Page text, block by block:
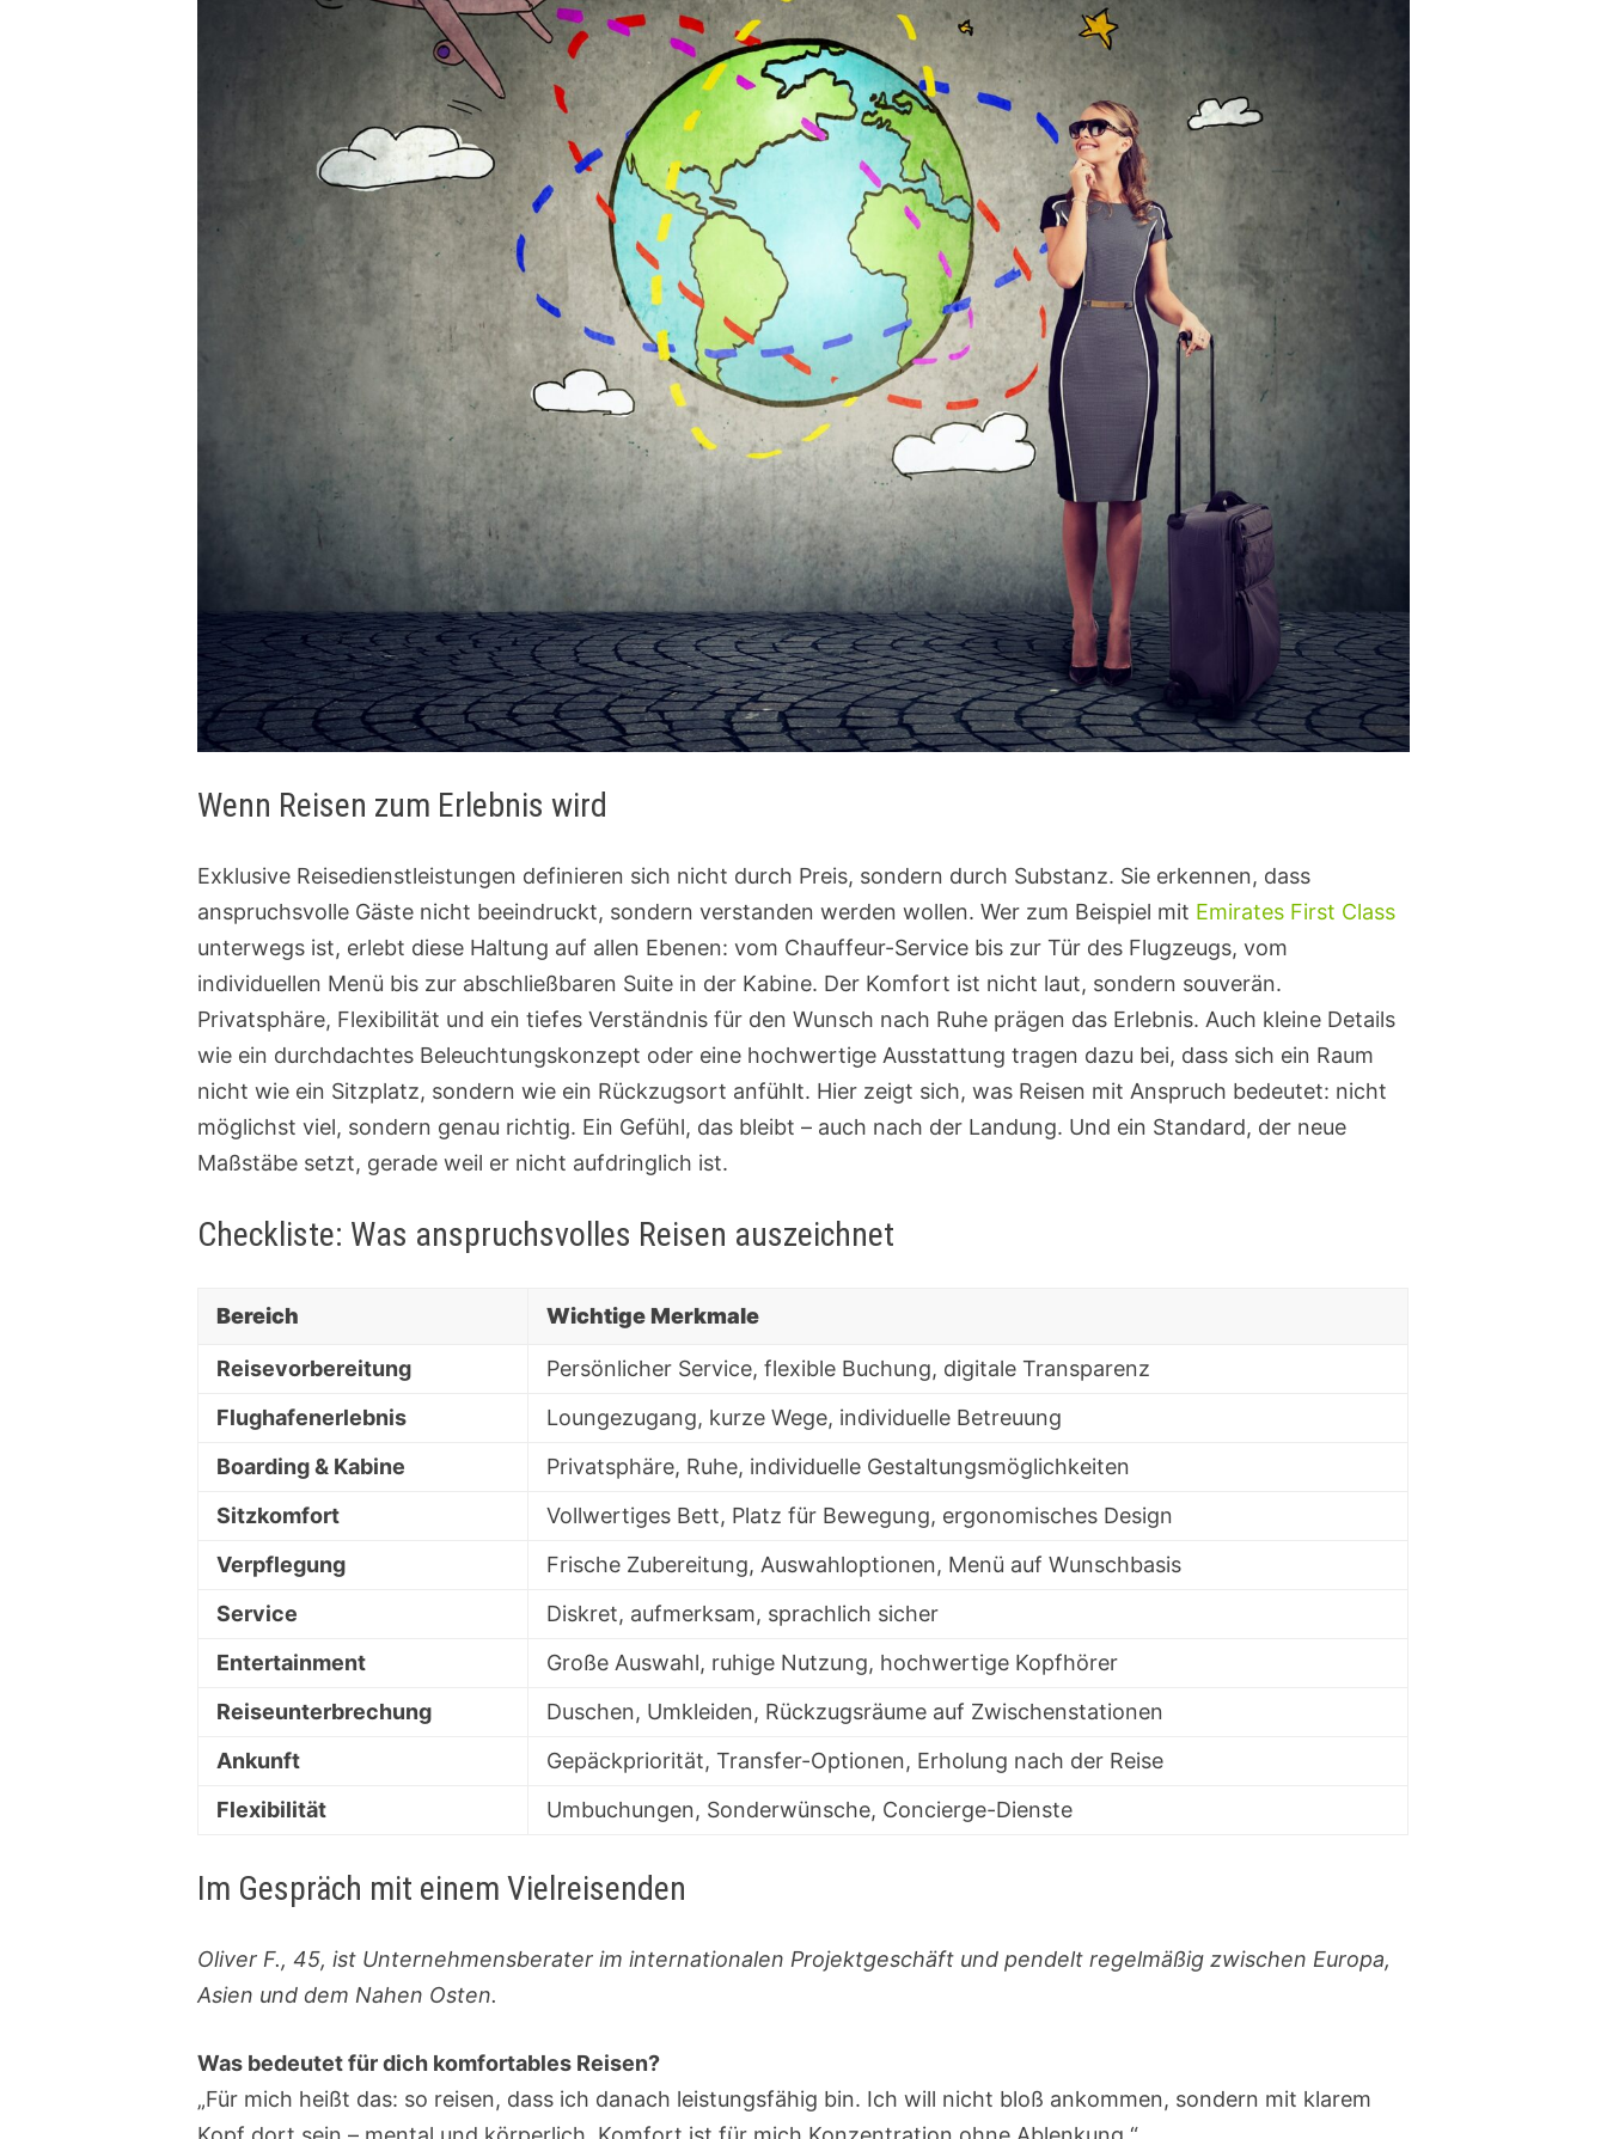
Wenn Reisen zum Erlebnis wird
Exklusive Reisedienstleistungen definieren sich nicht durch Preis, sondern durch Substanz. Sie erkennen, dass
anspruchsvolle Gäste nicht beeindruckt, sondern verstanden werden wollen. Wer zum Beispiel mit Emirates First Class
unterwegs ist, erlebt diese Haltung auf allen Ebenen: vom Chauffeur-Service bis zur Tür des Flugzeugs, vom
individuellen Menü bis zur abschließbaren Suite in der Kabine. Der Komfort ist nicht laut, sondern souverän.
Privatsphäre, Flexibilität und ein tiefes Verständnis für den Wunsch nach Ruhe prägen das Erlebnis. Auch kleine Details
wie ein durchdachtes Beleuchtungskonzept oder eine hochwertige Ausstattung tragen dazu bei, dass sich ein Raum
nicht wie ein Sitzplatz, sondern wie ein Rückzugsort anfühlt. Hier zeigt sich, was Reisen mit Anspruch bedeutet: nicht
möglichst viel, sondern genau richtig. Ein Gefühl, das bleibt – auch nach der Landung. Und ein Standard, der neue
Maßstäbe setzt, gerade weil er nicht aufdringlich ist.
Checkliste: Was anspruchsvolles Reisen auszeichnet
Bereich Wichtige Merkmale
Reisevorbereitung
Persönlicher Service, flexible Buchung, digitale Transparenz
Flughafenerlebnis
Loungezugang, kurze Wege, individuelle Betreuung
Boarding & Kabine
Privatsphäre, Ruhe, individuelle Gestaltungsmöglichkeiten
Sitzkomfort
Vollwertiges Bett, Platz für Bewegung, ergonomisches Design
Verpflegung
Frische Zubereitung, Auswahloptionen, Menü auf Wunschbasis
Service
Diskret, aufmerksam, sprachlich sicher
Entertainment
Große Auswahl, ruhige Nutzung, hochwertige Kopfhörer
Reiseunterbrechung
Duschen, Umkleiden, Rückzugsräume auf Zwischenstationen
Ankunft
Gepäckpriorität, Transfer-Optionen, Erholung nach der Reise
Flexibilität
Umbuchungen, Sonderwünsche, Concierge-Dienste
Im Gespräch mit einem Vielreisenden
Oliver F., 45, ist Unternehmensberater im internationalen Projektgeschäft und pendelt regelmäßig zwischen Europa,
Asien und dem Nahen Osten.
Was bedeutet für dich komfortables Reisen?
„Für mich heißt das: so reisen, dass ich danach leistungsfähig bin. Ich will nicht bloß ankommen, sondern mit klarem